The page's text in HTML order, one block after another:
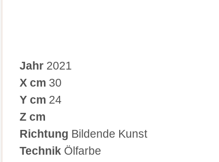
Jahr 2021
X cm 30
Y cm 24
Z cm
Richtung Bildende Kunst
Technik Ölfarbe